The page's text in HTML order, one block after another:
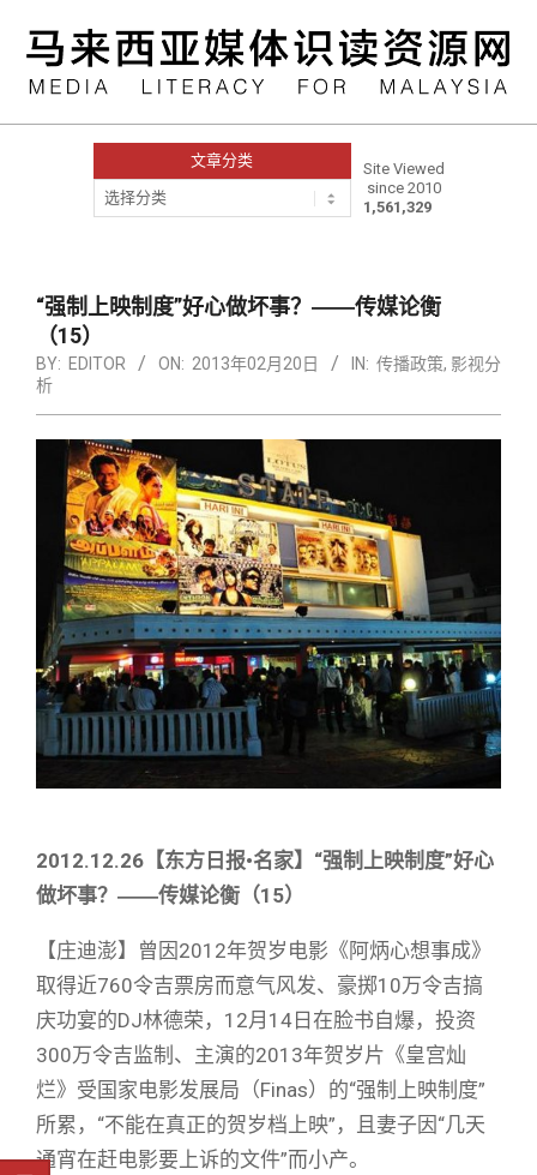
content
文章分类
文
章
Site Viewed
since 2010
1,561,329
Navigation
“强制上映制度”好心做坏事？――传媒论衡
（15）
BY: EDITOR ON: 2013年02月20日 IN: 传播政策, 影视分
析
2012.12.26 【东方日报•名家】 “强制上映制度”好心
做坏事？ ――传媒论衡（15）
【庄迪澎】曾因2012年贺岁电影《阿炳心想事成》
取得近760令吉票房而意气风发、豪掷10万令吉搞
庆功宴的DJ林德荣，12月14日在脸书自爆，投资
300万令吉监制、主演的2013年贺岁片《皇宫灿
烂》受国家电影发展局（Finas）的“强制上映制度”
所累，“不能在真正的贺岁档上映”，且妻子因“几天
通宵在赶电影要上诉的文件”而小产。